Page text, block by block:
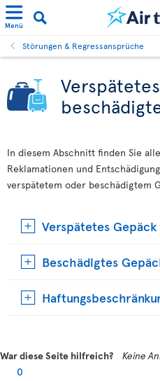
Menü
Störungen & Regressansprüche
In diesem Abschnitt finden Sie
Reklamationen und
verspätetem oder beschädigtem
Verspätetes Gepäck
Beschädigtes
War diese Seite hilfreich? Keine
0